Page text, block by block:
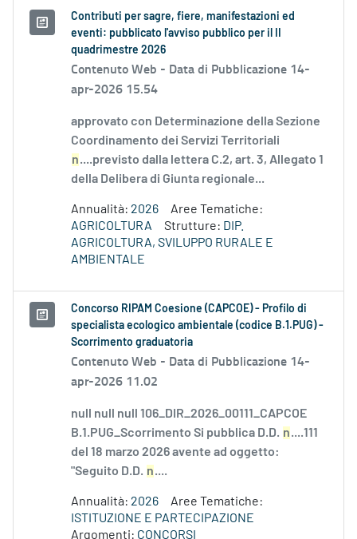
Contributi per sagre, fiere, manifestazioni ed
eventi: pubblicato l'avviso pubblico per il II
quadrimestre 2026
Contenuto Web - Data di Pubblicazione 14-
apr-2026 15.54
approvato con Determinazione della Sezione
Coordinamento dei Servizi Territoriali
n....previsto dalla lettera C.2, art. 3, Allegato 1
della Delibera di Giunta regionale...
Annualità: 2026
Aree Tematiche:
AGRICOLTURA
Strutture: DIP.
AGRICOLTURA, SVILUPPO RURALE E
AMBIENTALE
Concorso RIPAM Coesione (CAPCOE) - Profilo di
specialista ecologico ambientale (codice B.1.PUG) -
Scorrimento graduatoria
Contenuto Web - Data di Pubblicazione 14-
apr-2026 11.02
null null null 106_DIR_2026_00111_CAPCOE
B.1.PUG_Scorrimento Si pubblica D.D. n....111
del 18 marzo 2026 avente ad oggetto:
"Seguito D.D. n....
Annualità: 2026
Aree Tematiche:
ISTITUZIONE E PARTECIPAZIONE
Argomenti: CONCORSI